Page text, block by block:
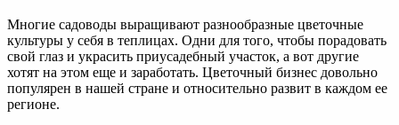
Многие садоводы выращивают разнообразные цветочные
культуры у себя в теплицах. Одни для того, чтобы порадовать
свой глаз и украсить приусадебный участок, а вот другие
хотят на этом еще и заработать. Цветочный бизнес довольно
популярен в нашей стране и относительно развит в каждом ее
регионе.